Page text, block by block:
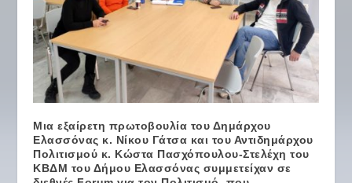
Μια εξαίρετη πρωτοβουλία του Δημάρχου
Ελασσόνας κ. Νίκου Γάτσα και του Αντιδημάρχου
Πολιτισμού κ. Κώστα Πασχόπουλου-Στελέχη του
ΚΒΔΜ του Δήμου Ελασσόνας συμμετείχαν σε